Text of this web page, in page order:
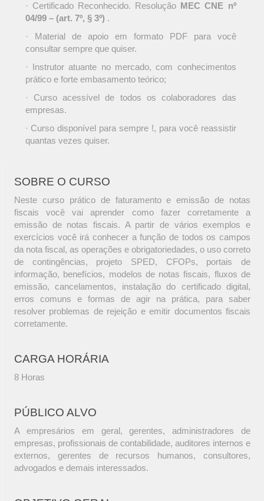
· Certificado Reconhecido. Resolução MEC CNE nº
04/99 – (art. 7º, § 3º) .
· Material de apoio em formato PDF para você
consultar sempre que quiser.
· Instrutor atuante no mercado, com conhecimentos
prático e forte embasamento teórico;
· Curso acessível de todos os colaboradores das
empresas.
· Curso disponível para sempre !, para você reassistir
quantas vezes quiser.
SOBRE O CURSO
Neste curso prático de faturamento e emissão de notas
fiscais você vai aprender como fazer corretamente a
emissão de notas fiscais. A partir de vários exemplos e
exercícios você irá conhecer a função de todos os campos
da nota fiscal, as operações e obrigatoriedades, o uso correto
de contingências, projeto SPED, CFOPs, portais de
informação, benefícios, modelos de notas fiscais, fluxos de
emissão, cancelamentos, instalação do certificado digital,
erros comuns e formas de agir na prática, para saber
resolver problemas de rejeição e emitir documentos fiscais
corretamente.
CARGA HORÁRIA
8 Horas
PÚBLICO ALVO
A empresários em geral, gerentes, administradores de
empresas, profissionais de contabilidade, auditores internos e
externos, gerentes de recursos humanos, consultores,
advogados e demais interessados.